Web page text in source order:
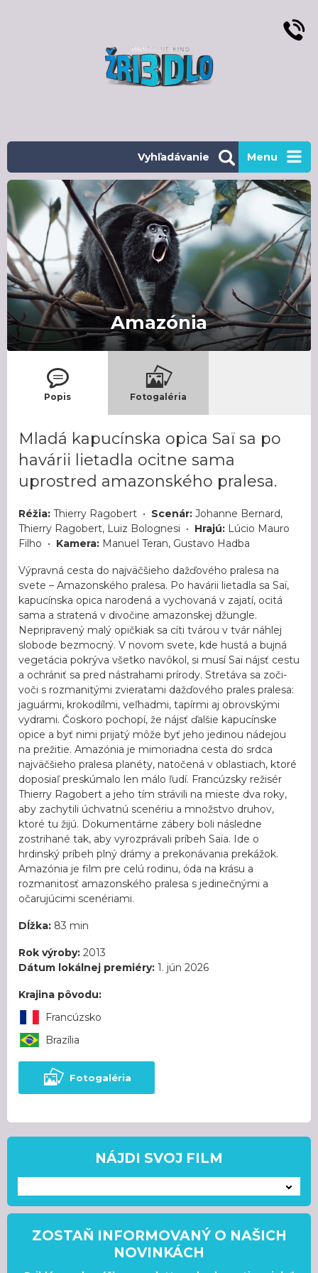
Menu
Vyhľadávanie
Amazónia
Popis Fotogaléria
Mladá kapucínska opica Saï sa po
havárii lietadla ocitne sama
uprostred amazonského pralesa.
Réžia: Thierry Ragobert • Scenár: Johanne Bernard,
Thierry Ragobert, Luiz Bolognesi • Hrajú: Lúcio Mauro
Filho • Kamera: Manuel Teran, Gustavo Hadba
Výpravná cesta do najväčšieho dažďového pralesa na
svete – Amazonského pralesa. Po havárii lietadla sa Saï,
kapucínska opica narodená a vychovaná v zajatí, ocitá
sama a stratená v divočine amazonskej džungle.
Nepripravený malý opičkiak sa cíti tvárou v tvár náhlej
slobode bezmocný. V novom svete, kde hustá a bujná
vegetácia pokrýva všetko navôkol, si musí Saï nájsť cestu
a ochrániť sa pred nástrahami prírody. Stretáva sa zoči-
voči s rozmanitými zvieratami dažďového prales pralesa:
jaguármi, krokodílmi, veľhadmi, tapírmi aj obrovskými
vydrami. Čoskoro pochopí, že nájsť ďalšie kapucínske
opice a byť nimi prijatý môže byť jeho jedinou nádejou
na prežitie. Amazónia je mimoriadna cesta do srdca
najväčšieho pralesa planéty, natočená v oblastiach, ktoré
doposiaľ preskúmalo len málo ľudí. Francúzsky režisér
Thierry Ragobert a jeho tím strávili na mieste dva roky,
aby zachytili úchvatnú scenériu a množstvo druhov,
ktoré tu žijú. Dokumentárne zábery boli následne
zostrihané tak, aby vyrozprávali príbeh Saïa. Ide o
hrdinský príbeh plný drámy a prekonávania prekážok.
Amazónia je film pre celú rodinu, óda na krásu a
rozmanitosť amazonského pralesa s jedinečnými a
očarujúcimi scenériami.
Dĺžka: 83 min
Rok výroby: 2013
Dátum lokálnej premiéry: 1. jún 2026
Krajina pôvodu:
Francúzsko
Brazília
Fotogaléria
NÁJDI SVOJ FILM
ZOSTAŇ INFORMOVANÝ O NAŠICH
NOVINKÁCH